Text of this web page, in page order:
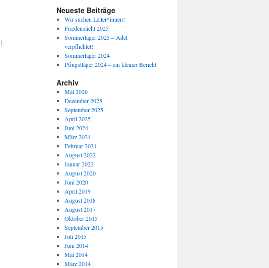
|
Neueste Beiträge
Wir suchen Leiter*innen!
Friedenslicht 2025
Sommerlager 2025 – Adel
verpflichtet!
Sommerlager 2024
Pfingstlager 2024 – ein kleiner Bericht
Archiv
Mai 2026
Dezember 2025
September 2025
April 2025
Juni 2024
März 2024
Februar 2024
August 2022
Januar 2022
August 2020
Juni 2020
April 2019
August 2018
August 2017
Oktober 2015
September 2015
Juli 2015
Juni 2014
Mai 2014
März 2014